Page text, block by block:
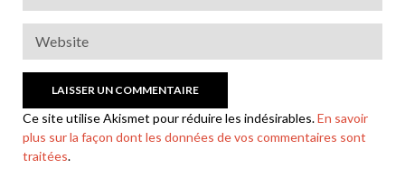
Ce site utilise Akismet pour réduire les indésirables.En savoir
plus sur la façon dont les données de vos commentaires sont
traitées.